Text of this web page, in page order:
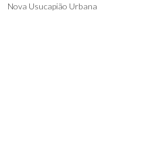
Nova Usucapião Urbana